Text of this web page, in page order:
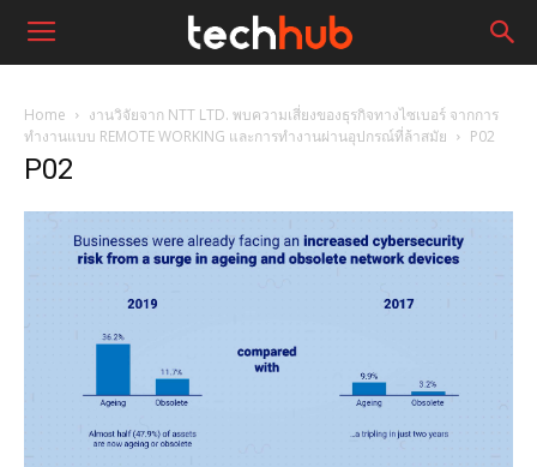
Home
งานวิจัยจาก NTT LTD. พบความเสี่ยงของธุรกิจทางไซเบอร์ จากการ
ทำงานแบบ REMOTE WORKING และการทำงานผ่านอุปกรณ์ที่ล้าสมัย
P02
P02